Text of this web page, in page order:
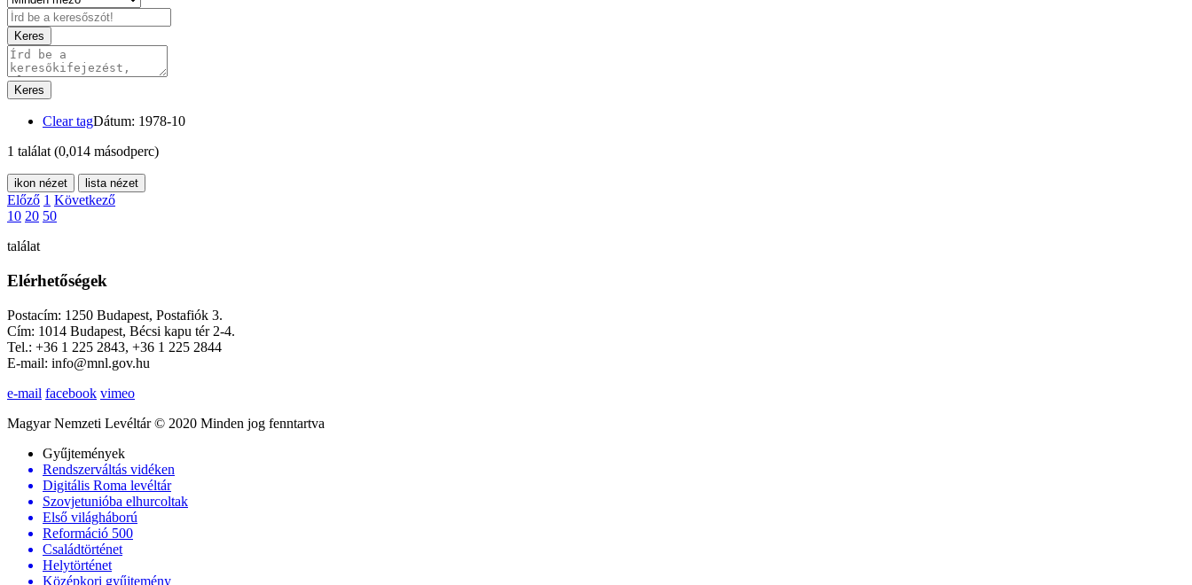
Keres
Keres
Clear tagDátum: 1978-10
1 találat (0,014 másodperc)
ikon nézet lista nézet
Előző 1 Következő
10 20 50
találat
Elérhetőségek
Postacím: 1250 Budapest, Postafiók 3.
Cím: 1014 Budapest, Bécsi kapu tér 2-4.
Tel.: +36 1 225 2843, +36 1 225 2844
E-mail: info@mnl.gov.hu
e-mail facebook vimeo
Magyar Nemzeti Levéltár © 2020 Minden jog fenntartva
Gyűjtemények
Rendszerváltás vidéken
Digitális Roma levéltár
Szovjetunióba elhurcoltak
Első világháború
Reformáció 500
Családtörténet
Helytörténet
Középkori gyűjtemény